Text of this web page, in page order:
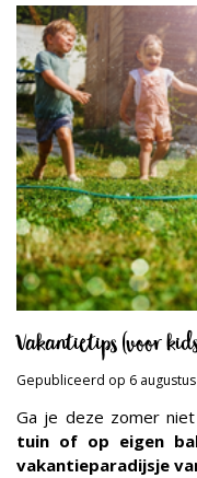
Vakantietips (voor
Gepubliceerd op 6
Ga je deze zomer
tuin of op eigen
vakantieparadijsje